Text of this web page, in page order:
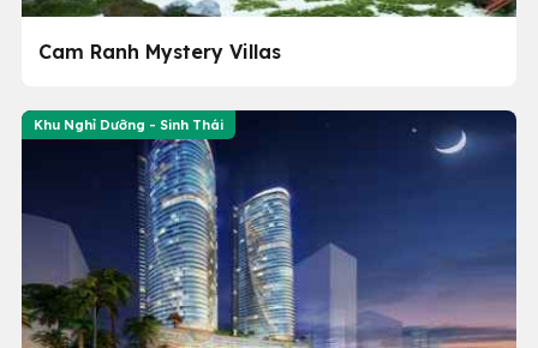
Cam Ranh Mystery Villas
Khu Nghỉ Dưỡng - Sinh Thái